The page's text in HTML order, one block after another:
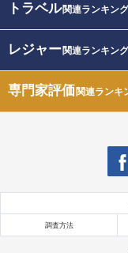
トラベル関連ランキング
レジャー関連ランキング
専門家評価関連ランキ
調査方法